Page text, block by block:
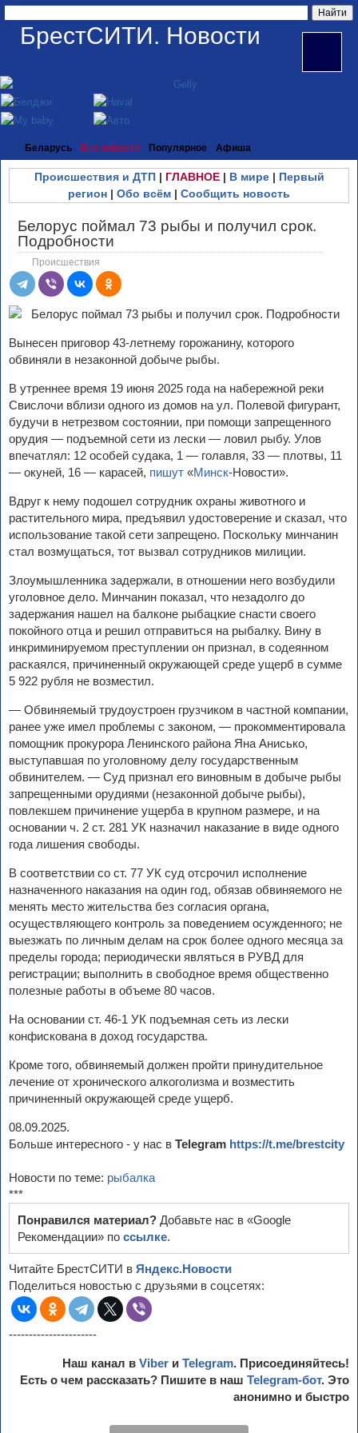
БрестСИТИ. Новости
Беларусь Все новости Популярное Афиша
Происшествия и ДТП| ГЛАВНОЕ| В мире| Первый
регион | Обо всём | Сообщить новость
Белорус поймал 73 рыбы и получил срок.
Подробности
Происшествия
Вынесен приговор 43-летнему горожанину, которого
обвиняли в незаконной добыче рыбы.
В утреннее время 19 июня 2025 года на набережной реки
Свислочи вблизи одного из домов на ул. Полевой фигурант,
будучи в нетрезвом состоянии, при помощи запрещенного
орудия — подъемной сети из лески — ловил рыбу. Улов
впечатлял: 12 особей судака, 1 — голавля, 33 — плотвы, 11
— окуней, 16 — карасей, пишут «Минск-Новости».
Вдруг к нему подошел сотрудник охраны животного и
растительного мира, предъявил удостоверение и сказал, что
использование такой сети запрещено. Поскольку минчанин
стал возмущаться, тот вызвал сотрудников милиции.
Злоумышленника задержали, в отношении него возбудили
уголовное дело. Минчанин показал, что незадолго до
задержания нашел на балконе рыбацкие снасти своего
покойного отца и решил отправиться на рыбалку. Вину в
инкриминируемом преступлении он признал, в содеянном
раскаялся, причиненный окружающей среде ущерб в сумме
5 922 рубля не возместил.
— Обвиняемый трудоустроен грузчиком в частной компании,
ранее уже имел проблемы с законом, — прокомментировала
помощник прокурора Ленинского района Яна Анисько,
выступавшая по уголовному делу государственным
обвинителем. — Суд признал его виновным в добыче рыбы
запрещенными орудиями (незаконной добыче рыбы),
повлекшем причинение ущерба в крупном размере, и на
основании ч. 2 ст. 281 УК назначил наказание в виде одного
года лишения свободы.
В соответствии со ст. 77 УК суд отсрочил исполнение
назначенного наказания на один год, обязав обвиняемого не
менять место жительства без согласия органа,
осуществляющего контроль за поведением осужденного; не
выезжать по личным делам на срок более одного месяца за
пределы города; периодически являться в РУВД для
регистрации; выполнить в свободное время общественно
полезные работы в объеме 80 часов.
На основании ст. 46-1 УК подъемная сеть из лески
конфискована в доход государства.
Кроме того, обвиняемый должен пройти принудительное
лечение от хронического алкоголизма и возместить
причиненный окружающей среде ущерб.
08.09.2025.
Больше интересного - у нас в Telegram https://t.me/brestcity
Новости по теме: рыбалка
***
Понравился материал? Добавьте нас в «Google
Рекомендации» по ссылке.
Читайте БрестСИТИ в Яндекс.Новости
Поделиться новостью с друзьями в соцсетях:
----------------------
Наш канал в Viber и Telegram. Присоединяйтесь!
Есть о чем рассказать? Пишите в наш Telegram-бот. Это
анонимно и быстро